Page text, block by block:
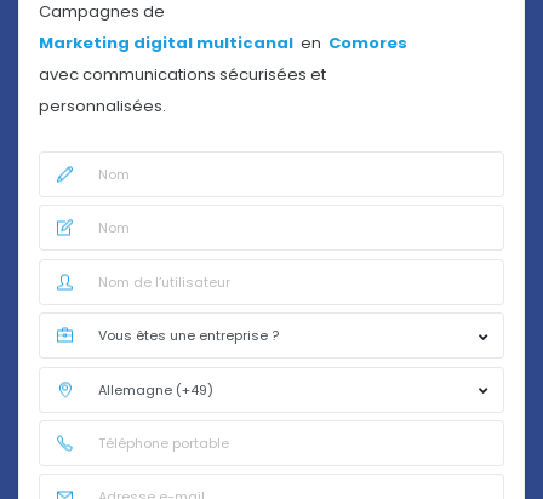
Campagnes de
Marketing digital multicanal en Comores
avec communications sécurisées et
personnalisées.